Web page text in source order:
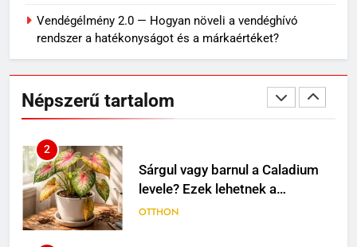
Vendégélmény 2.0 — Hogyan növeli a vendéghívó
rendszer a hatékonyságot és a márkaértéket?
Népszerű tartalom
1
MINDENNAPOK
2
Sárgul vagy barnul a Caladium
levele? Ezek lehetnek a
leggyakoribb okok
OTTHON